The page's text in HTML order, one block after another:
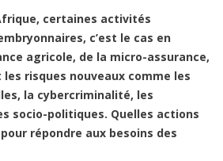
certaines activités
c’est le cas en
agricole, de la micro-assurance,
les risques nouveaux comme les
la cybercriminalité, les
socio-politiques. Quelles actions
répondre aux besoins des